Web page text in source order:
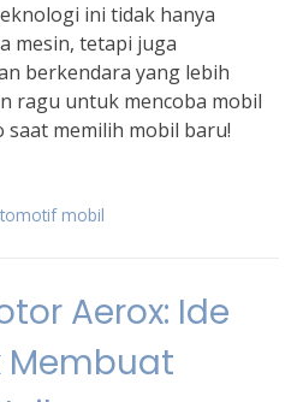
ini tidak hanya
mesin, tetapi juga
berkendara yang lebih
ragu untuk mencoba mobil
memilih mobil baru!
mobil
Aerox: Ide
Membuat